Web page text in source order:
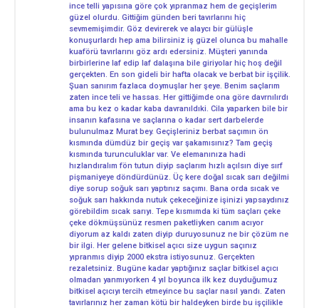
ince telli yapısına göre çok yıpranmaz hem de geçişlerim
güzel olurdu. Gittiğim günden beri tavırlarını hiç
sevmemişimdir. Göz devirerek ve alaycı bir gülüşle
konuşurlardı hep ama bilirsiniz iş güzel olunca bu mahalle
kuaförü tavırlarını göz ardı edersiniz. Müşteri yanında
birbirlerine laf edip laf dalaşına bile giriyolar hiç hoş değil
gerçekten. En son gideli bir hafta olacak ve berbat bir işçilik.
Şuan sanırım fazlaca doymuşlar her şeye. Benim saçlarım
zaten ince teli ve hassas. Her gittiğimde ona göre davrnılırdı
ama bu kez o kadar kaba davranıldıki. Cila yaparken bile bir
insanın kafasına ve saçlarına o kadar sert darbelerde
bulunulmaz Murat bey. Geçişleriniz berbat saçımın ön
kısmında dümdüz bir geçiş var şakamısınız? Tam geçiş
kısmında turunculuklar var. Ve elemanınıza hadi
hızlandıralım fön tutun diyip saçlarım hızlı açılsın diye sırf
pişmaniyeye döndürdünüz. Üç kere doğal sıcak sarı değilmi
diye sorup soğuk sarı yaptınız saçımı. Bana orda sıcak ve
soğuk sarı hakkında nutuk çekeceğinize işinizi yapsaydınız
görebildim sıcak sarıyı. Tepe kısmımda ki tüm saçları çeke
çeke dökmüşsünüz resmen paketliyken canım acıyor
diyorum az kaldı zaten diyip duruyosunuz ne bir çözüm ne
bir ilgi. Her gelene bitkisel açıcı size uygun saçınız
yıpranmıs diyip 2000 ekstra istiyosunuz. Gerçekten
rezaletsiniz. Bugüne kadar yaptığınız saçlar bitkisel açıcı
olmadan yanmıyorken 4 yıl boyunca ilk kez duyduğumuz
bitkisel açıcıyı tercih etmeyince bu saçlar nasıl yandı. Zaten
tavırlarınız her zaman kötü bir haldeyken birde bu işçilikle